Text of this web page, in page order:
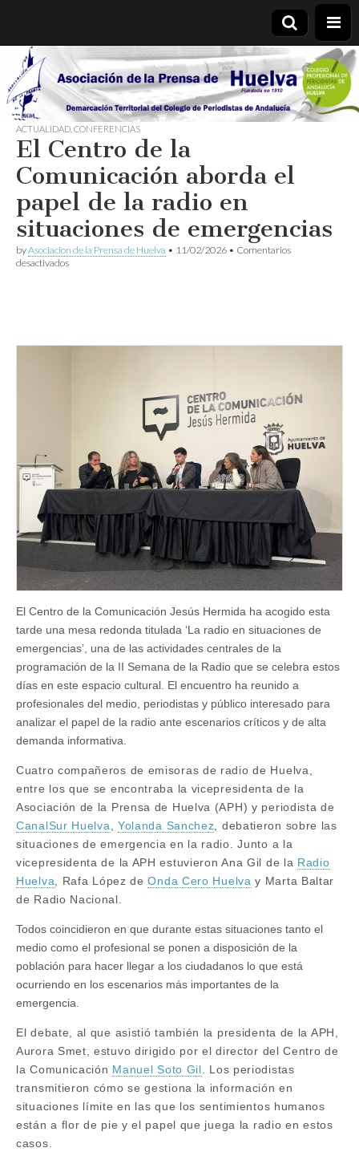
Asociación
de la
Prensa de
Huelva
ACTUALIDAD CONFERENCIAS
El Centro de la
Comunicación aborda el
papel de la radio en
situaciones de emergencias
byAsociacion de la Prensa de Huelva • 11/02/2026 • Comentarios
desactivadosen
emergencias
El Centro de la Comunicación Jesús Hermida ha acogido esta
tarde una mesa redonda titulada ‘La radio en situaciones de
emergencias’, una de las actividades centrales de la
programación de la II Semana de la Radio que se celebra estos
días en este espacio cultural. El encuentro ha reunido a
profesionales del medio, periodistas y público interesado para
analizar el papel de la radio ante escenarios críticos y de alta
demanda informativa.
Cuatro compañeros de emisoras de radio de Huelva,
entre los que se encontraba la vicepresidenta de la
Asociación de la Prensa de Huelva (APH) y periodista de
CanalSur Huelva
Yolanda Sanchez , debatieron sobre las
situaciones de emergencia en la radio.Junto a la
vicepresidenta de la APH estuvieron Ana Gil de la Radio
Huelva , Rafa López deOnda Cero Huelva y Marta Baltar
de Radio Nacional.
Todos coincidieron en que durante estas situaciones tanto el
medio como el profesional se ponen a disposición de la
población para hacer llegar a los ciudadanos lo que está
ocurriendo en los escenarios más importantes de la
emergencia.
El debate, al que asistió también la presidenta de la APH,
Aurora Smet, estuvo dirigido por el director del Centro de
la Comunicación Manuel Soto Gil . Los periodistas
transmitieron cómo se gestiona la información en
situaciones límite en las que los sentimientos humanos
están a flor de pie y el papel que juega la radio en estos
casos.